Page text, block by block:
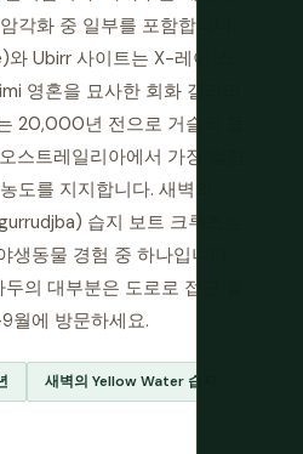
각화 중 일부를 포함합니다:
Ubirr 사이트는 X-레이 스
영혼을 묘사한 회화 갤러리
20,000년 전으로 거슬러 올
스트레일리아에서 가장 밀집
도를 지지합니다. 새벽의
습지 보트 크루즈는
동물 경험 중 하나입니다.
의 대부분은 도로로 접근 불
월에 방문하세요.
새벽의 Yellow Water 습지